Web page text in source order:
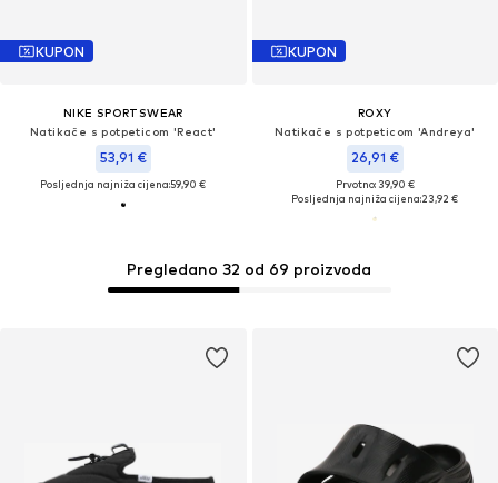
KUPON
NIKE SPORTSWEAR
Natikače s potpeticom 'React'
53,91 €
Posljednja najniža cijena:59,90 €
KUPON
ROXY
Natikače s potpeticom 'Andreya'
26,91 €
Prvotno: 39,90 €
Posljednja najniža cijena:23,92 €
Pregledano 32 od 69 proizvoda